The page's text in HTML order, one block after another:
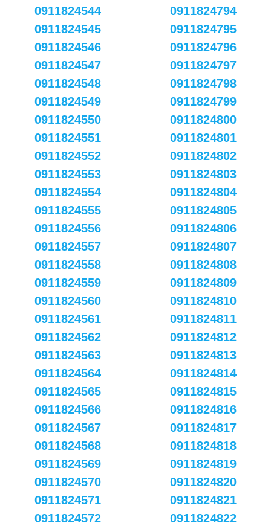
0911824544
0911824545
0911824546
0911824547
0911824548
0911824549
0911824550
0911824551
0911824552
0911824553
0911824554
0911824555
0911824556
0911824557
0911824558
0911824559
0911824560
0911824561
0911824562
0911824563
0911824564
0911824565
0911824566
0911824567
0911824568
0911824569
0911824570
0911824571
0911824572
0911824794
0911824795
0911824796
0911824797
0911824798
0911824799
0911824800
0911824801
0911824802
0911824803
0911824804
0911824805
0911824806
0911824807
0911824808
0911824809
0911824810
0911824811
0911824812
0911824813
0911824814
0911824815
0911824816
0911824817
0911824818
0911824819
0911824820
0911824821
0911824822